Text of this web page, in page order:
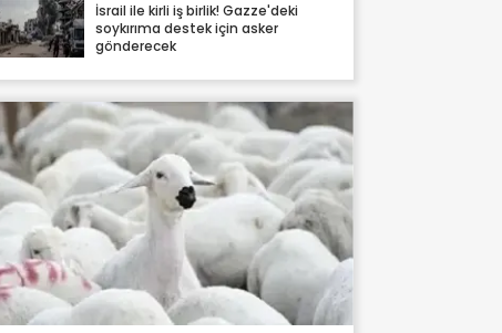
İsrail ile kirli iş birlik! Gazze'deki
soykırıma destek için asker
gönderecek